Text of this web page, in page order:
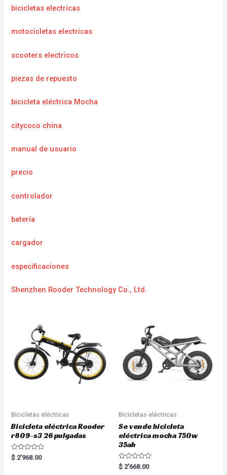
bicicletas electricas
motocicletas electricas
scooters electricos
piezas de repuesto
bicicleta eléctrica Mocha
citycoco china
manual de usuario
precio
controlador
batería
cargador
especificaciones
Shenzhen Rooder Technology Co., Ltd.
Bicicletas eléctricas
Bicicleta eléctrica Rooder
r809-s3 26 pulgadas
R
a
$ 2'968.00
Bicicletas eléctricas
Se vende bicicleta
eléctrica mocha 750w
35ah
R
a
$ 2'668.00